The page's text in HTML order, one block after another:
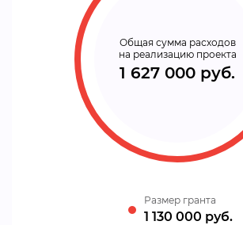
Общая сумма расходов
на реализацию проекта
1 627 000 руб.
Размер гранта
1 130 000 руб.